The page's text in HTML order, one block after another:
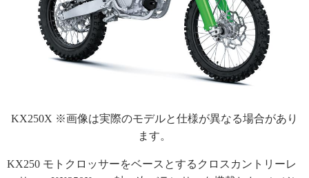
KX250X ※画像は実際のモデルと仕様が異なる場合があり
ます。
KX250 モトクロッサーをベースとするクロスカントリーレ